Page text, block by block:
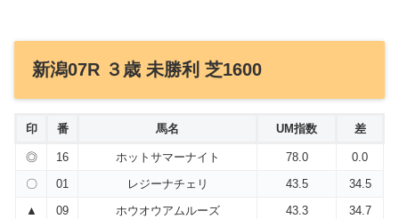
新潟07R ３歳 未勝利 芝1600
印 番 馬名 UM指数 差
◎ 16 ホットサマーナイト 78.0
0.0
〇
01 レジーナチェリ 43.5
34.5
▲
09 ホウオウアムルーズ 43.3
34.7